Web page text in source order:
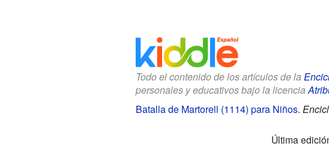
Todo el contenido de los artículos de la
personales y educativos bajo la licencia
Batalla de Martorell (1114) para Niños.
Última